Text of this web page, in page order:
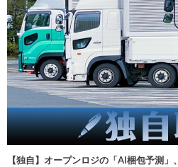
【独自】オープンロジの「AI梱包予測